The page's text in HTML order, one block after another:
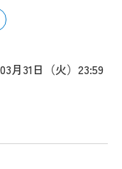
月31日（火）23:59